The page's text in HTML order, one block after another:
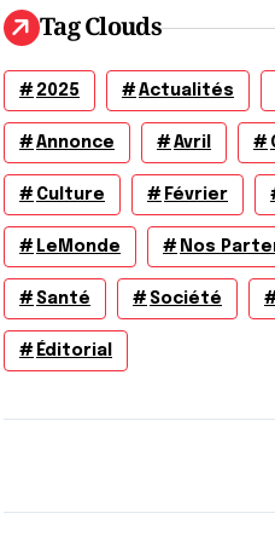
Tag Clouds
2025 Actualités
Annonce Avril
Culture Février
LeMonde Nos
Santé Société
Éditorial